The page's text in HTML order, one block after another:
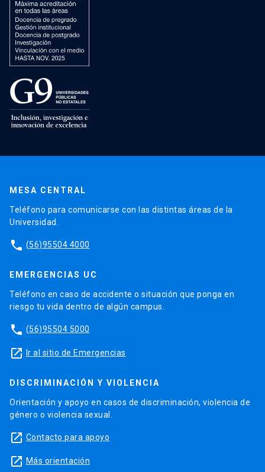
MESA CENTRAL
Teléfono para comunicarse con las distintas áreas de la
Universidad.
phone (56)95504 4000
EMERGENCIAS UC
Teléfono en caso de accidente o situación que ponga en
riesgo tu vida dentro de algún campus.
phone (56)95504 5000
launch Ir al sitio de Emergencias
DISCRIMINACIÓN Y VIOLENCIA
Orientación y apoyo en casos de discriminación, violencia de
género o violencia sexual.
launch Contacto para apoyo
launch Más orientación